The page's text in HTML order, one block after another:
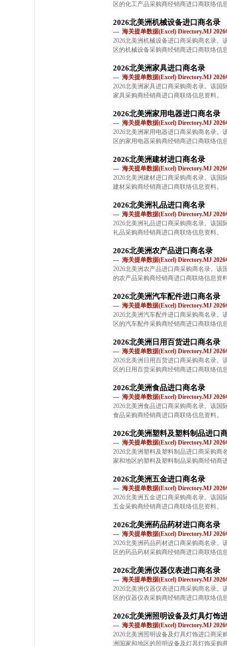
区的化工产品采购商经销商进口商联络信
2026北美洲机械设备进口商名录
— 海关提单数据(Excel) Directory.MJ 2026
2026北美洲机械设备进口商采购商名录。
区的机械设备采购商经销商进口商联络信
2026北美洲家具进口商名录
— 海关提单数据(Excel) Directory.MJ 2026
2026北美洲家具进口商采购商名录。该国
家具采购商经销商进口商联络信息资料。
2026北美洲家用电器进口商名录
— 海关提单数据(Excel) Directory.MJ 2026
2026北美洲家用电器进口商采购商名录。
区的家用电器采购商经销商进口商联络信
2026北美洲建材进口商名录
— 海关提单数据(Excel) Directory.MJ 2026
2026北美洲建材进口商采购商名录。该国
建材采购商经销商进口商联络信息资料。
2026北美洲礼品进口商名录
— 海关提单数据(Excel) Directory.MJ 2026
2026北美洲礼品进口商采购商名录。该国
礼品采购商经销商进口商联络信息资料。
2026北美洲农产品进口商名录
— 海关提单数据(Excel) Directory.MJ 2026
2026北美洲农产品进口商采购商名录。该
的农产品采购商经销商进口商联络信息资
2026北美洲汽车配件进口商名录
— 海关提单数据(Excel) Directory.MJ 2026
2026北美洲汽车配件进口商采购商名录。
区的汽车配件采购商经销商进口商联络信
2026北美洲日用百货进口商名录
— 海关提单数据(Excel) Directory.MJ 2026
2026北美洲日用百货进口商采购商名录。
区的日用百货采购商经销商进口商联络信
2026北美洲食品进口商名录
— 海关提单数据(Excel) Directory.MJ 2026
2026北美洲食品进口商采购商名录。该国
食品采购商经销商进口商联络信息资料。
2026北美洲塑料及塑料制品进口
— 海关提单数据(Excel) Directory.MJ 2026
2026北美洲塑料及塑料制品进口商采购商
家和地区的塑料及塑料制品采购商经销商
2026北美洲五金进口商名录
— 海关提单数据(Excel) Directory.MJ 2026
2026北美洲五金进口商采购商名录。该国
五金采购商经销商进口商联络信息资料。
2026北美洲药品药材进口商名录
— 海关提单数据(Excel) Directory.MJ 2026
2026北美洲药品药材进口商采购商名录。
区的药品药材采购商经销商进口商联络信
2026北美洲仪器仪表进口商名录
— 海关提单数据(Excel) Directory.MJ 2026
2026北美洲仪器仪表进口商采购商名录。
区的仪器仪表采购商经销商进口商联络信
2026北美洲照明设备及灯具灯饰
— 海关提单数据(Excel) Directory.MJ 2026
2026北美洲照明设备及灯具灯饰进口商采
洲国家和地区的照明设备及灯具灯饰采购